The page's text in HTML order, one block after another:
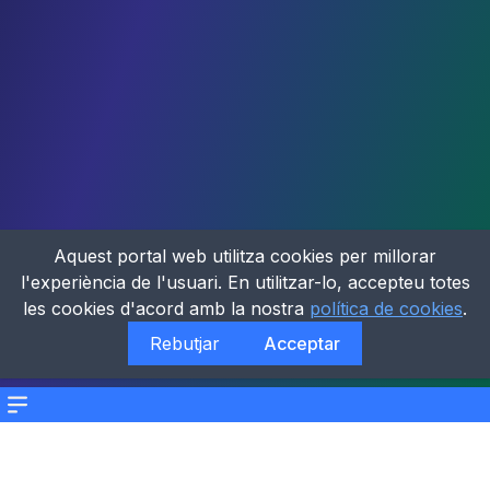
Menu
Aquest portal web utilitza cookies per millorar
l'experiència de l'usuari. En utilitzar-lo, accepteu totes
les cookies d'acord amb la nostra política de cookies.
Rebutjar
Acceptar